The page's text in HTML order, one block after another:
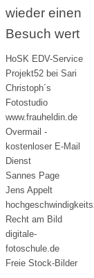
wieder einen
Besuch wert
HoSK EDV-Service
Projekt52 bei Sari
Christoph´s
Fotostudio
www.frauheldin.de
Overmail -
kostenloser E-Mail
Dienst
Sannes Page
Jens Appelt
Recht am Bild
digitale-
fotoschule.de
Freie Stock-Bilder